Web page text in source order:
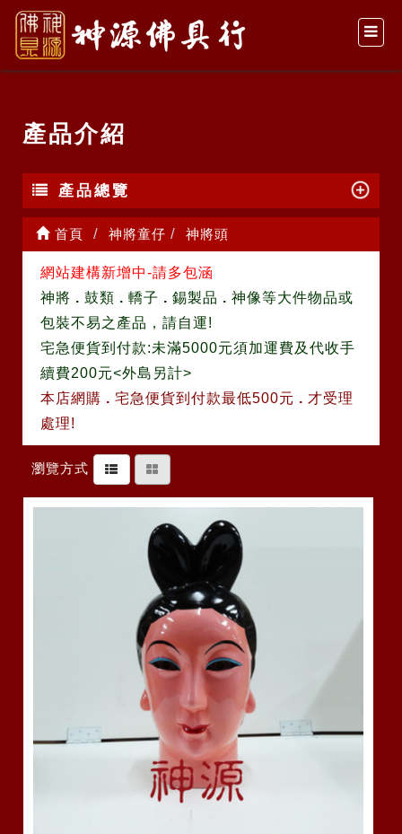
產品介紹
產品總覽
首頁 神將童仔 神將頭
網站建構新增中-請多包涵
神將 . 鼓類 . 轎子 . 錫製品 . 神像等大件物品或
包裝不易之產品，請自運!
宅急便貨到付款:未滿5000元須加運費及代收手
續費200元<外島另計>
本店網購 . 宅急便貨到付款最低500元 . 才受理
處理!
瀏覽方式